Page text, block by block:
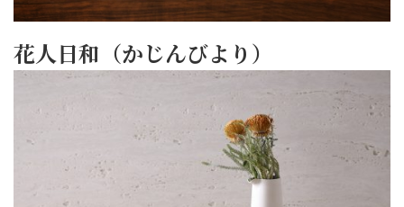
花人日和（かじんびより）